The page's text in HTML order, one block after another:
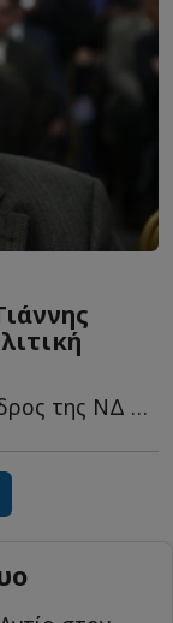
Ο πρώην υπουργός και αντιπρόεδρος της ΝΔ πέθανε την η...